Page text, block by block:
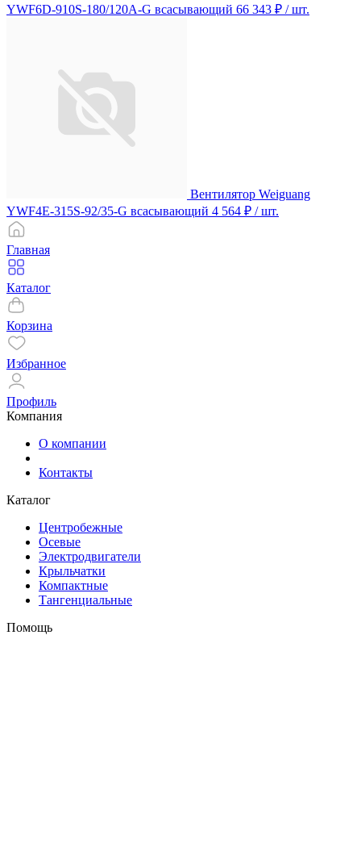
YWF6D-910S-180/120A-G всасывающий 66 343 ₽ / шт.
Вентилятор Weiguang
YWF4E-315S-92/35-G всасывающий 4 564 ₽ / шт.
Главная
Каталог
Корзина
Избранное
Профиль
Компания
О компании
Контакты
Каталог
Центробежные
Осевые
Электродвигатели
Крыльчатки
Компактные
Тангенциальные
Помощь